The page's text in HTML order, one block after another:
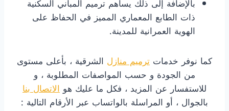
​بالإضافة إلى ذلك يساهم ترميم المباني السكنية
ذات الطابع المعماري المميز في الحفاظ على
الهوية العمرانية للمدينة.
كما نوفر خدمات ترميم منازل الشرقية ، بأعلى مستوى
من الجودة و حسب المواصفات المطلوبة ، و
للاستفسار عن المزيد ، فكل ما عليك هوالاتصال بنا
بالجوال ، أو المراسلة بالواتساب عبر الأرقام التالية :